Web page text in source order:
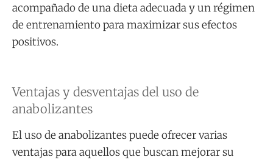
acompañado de una dieta adecuada y un régimen
de entrenamiento para maximizar sus efectos
positivos.
Ventajas y desventajas del uso de
anabolizantes
El uso de anabolizantes puede ofrecer varias
ventajas para aquellos que buscan mejorar su